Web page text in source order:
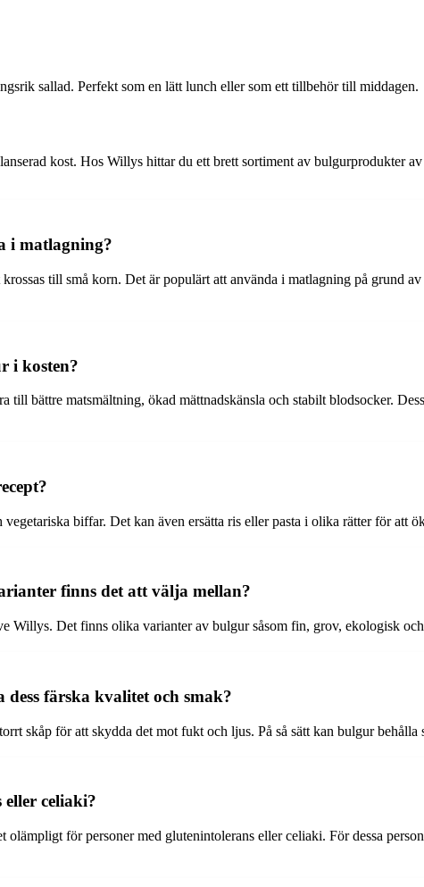
sallad. Perfekt som en lätt lunch eller som ett tillbehör till middagen.
kost. Hos Willys hittar du ett brett sortiment av bulgurprodukter
i matlagning?
till små korn. Det är populärt att använda i matlagning på grund
i kosten?
bättre matsmältning, ökad mättnadskänsla och stabilt blodsocker.
biffar. Det kan även ersätta ris eller pasta i olika rätter för att
finns det att välja mellan?
Det finns olika varianter av bulgur såsom fin, grov, ekologisk
färska kvalitet och smak?
skåp för att skydda det mot fukt och ljus. På så sätt kan bulgur
celiaki?
för personer med glutenintolerans eller celiaki. För dessa